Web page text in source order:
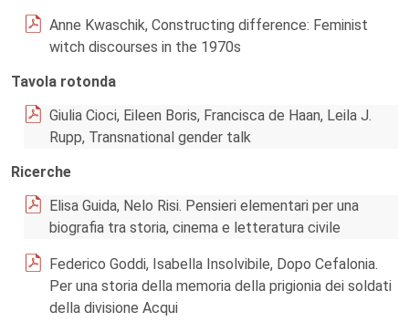
Anne Kwaschik, Constructing difference: Feminist
witch discourses in the 1970s
Tavola rotonda
Giulia Cioci, Eileen Boris, Francisca de Haan, Leila J.
Rupp, Transnational gender talk
Ricerche
Elisa Guida, Nelo Risi. Pensieri elementari per una
biografia tra storia, cinema e letteratura civile
Federico Goddi, Isabella Insolvibile, Dopo Cefalonia.
Per una storia della memoria della prigionia dei soldati
della divisione Acqui